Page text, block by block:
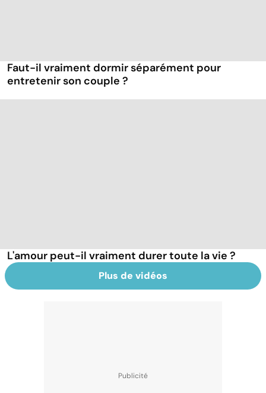
Faut-il vraiment dormir séparément pour
entretenir son couple ?
L'amour peut-il vraiment durer toute la vie ?
Plus de vidéos